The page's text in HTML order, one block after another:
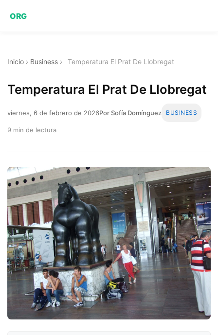
ORG
Inicio › Business › Temperatura El Prat De Llobregat
Temperatura El Prat De Llobregat
viernes, 6 de febrero de 2026Por Sofía Domínguez BUSINESS
9 min de lectura